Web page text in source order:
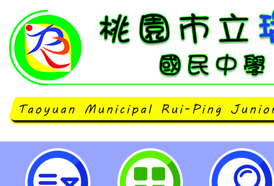
國立臺灣師範大學「115年創意機
園市立瑞坪國民中學